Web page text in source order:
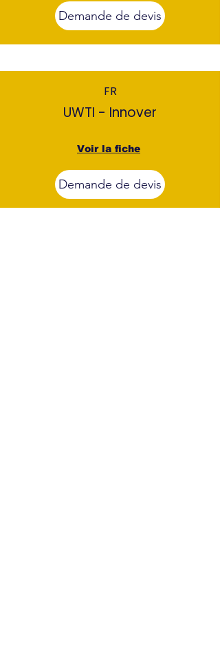
Demande de devis
FR
UWTI - Innover
Voir la fiche
Demande de devis